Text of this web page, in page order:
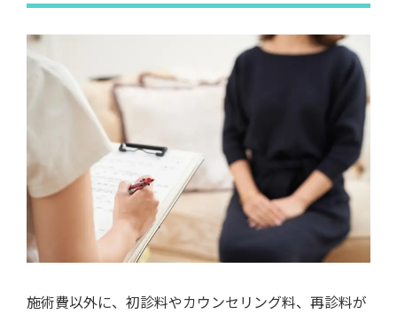
施術費以外に、初診料やカウンセリング料、再診料が